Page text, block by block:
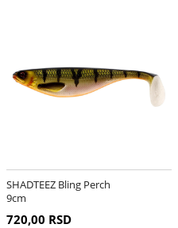
SHADTEEZ Bling Perch
9cm
720,00 RSD